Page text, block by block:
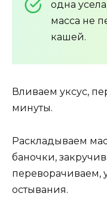
одна
масса не
кашей.
Вливаем уксус,
минуты.
Раскладываем
баночки,
переворачиваем,
остывания.